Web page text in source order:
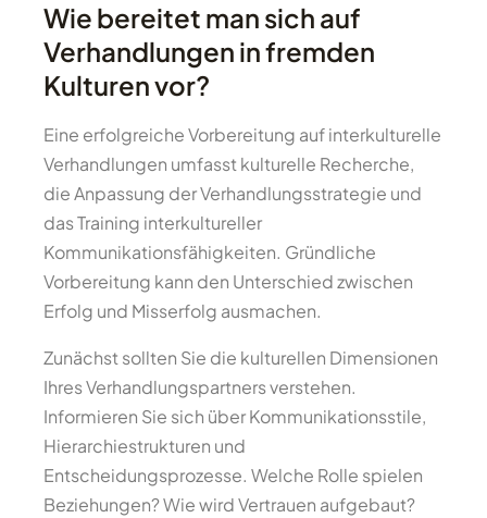
Wie bereitet man sich auf
Verhandlungen in fremden
Kulturen vor?
Eine erfolgreiche Vorbereitung auf interkulturelle
Verhandlungen umfasst kulturelle Recherche,
die Anpassung der Verhandlungsstrategie und
das Training interkultureller
Kommunikationsfähigkeiten. Gründliche
Vorbereitung kann den Unterschied zwischen
Erfolg und Misserfolg ausmachen.
Zunächst sollten Sie die kulturellen Dimensionen
Ihres Verhandlungspartners verstehen.
Informieren Sie sich über Kommunikationsstile,
Hierarchiestrukturen und
Entscheidungsprozesse. Welche Rolle spielen
Beziehungen? Wie wird Vertrauen aufgebaut?